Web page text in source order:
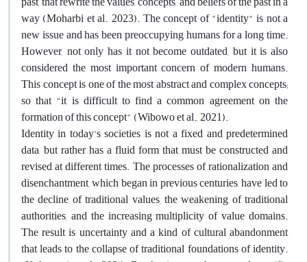
way (Moharbi et al., 2023). The concept of "identity" is not a
new issue and has been preoccupying humans for a long time.
However, not only has it not become outdated, but it is also
considered the most important concern of modern humans.
This concept is one of the most abstract and complex concepts;
so that "it is difficult to find a common agreement on the
formation of this concept" (Wibowo et al., 2021).
Identity in today's societies is not a fixed and predetermined
data, but rather has a fluid form that must be constructed and
revised at different times. The processes of rationalization and
disenchantment, which began in previous centuries, have led to
the decline of traditional values, the weakening of traditional
authorities, and the increasing multiplicity of value domains.
The result is uncertainty and a kind of cultural abandonment
that leads to the collapse of traditional foundations of identity.